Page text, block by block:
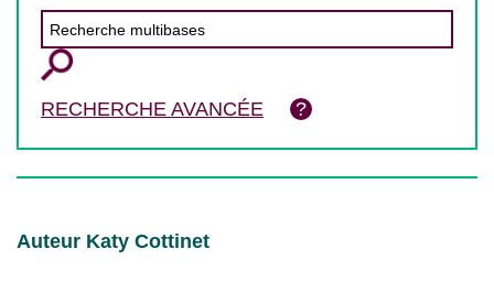
RECHERCHE AVANCÉE
Auteur Katy Cottinet